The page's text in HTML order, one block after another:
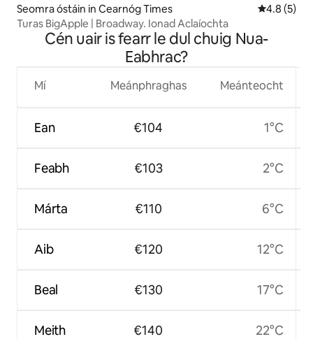
Seomra óstáin in Cearnóg Times Meánrátáil
4.8 (5)
Turas BigApple | Broadway. Ionad Aclaíochta
Cén uair is fearr le dul chuig Nua-
Eabhrac?
Mí
Ean
Feabh
Márta
Aib
Beal
Meith
Meánphraghas
€104
€103
€110
€120
€130
€140
Meánteocht
1°C
2°C
6°C
12°C
17°C
22°C